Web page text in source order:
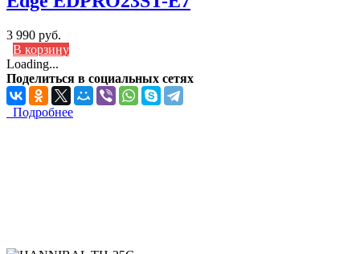
3 990 руб.
В корзину
Loading...
Поделиться в социальных сетях
Подробнее